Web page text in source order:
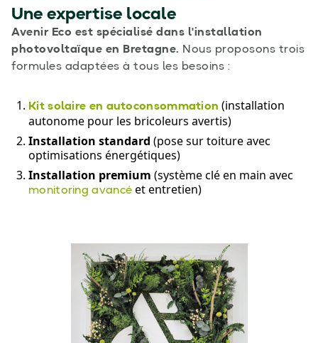
Une expertise locale
Avenir Eco est spécialisé dans l'installation
photovoltaïque en Bretagne. Nous proposons trois
formules adaptées à tous les besoins :
Kit solaire en autoconsommation (installation
autonome pour les bricoleurs avertis)
Installation standard (pose sur toiture avec
optimisations énergétiques)
Installation premium (système clé en main avec
monitoring avancé et entretien)